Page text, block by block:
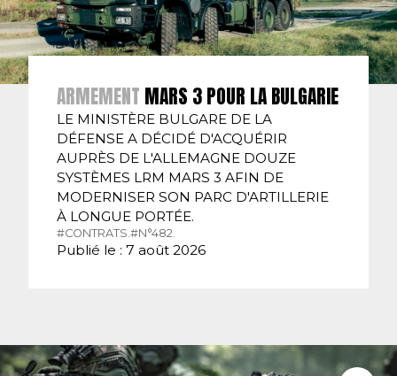
ARMEMENT MARS 3 POUR LA BULGARIE
LE MINISTÈRE BULGARE DE LA
DÉFENSE A DÉCIDÉ D'ACQUÉRIR
AUPRÈS DE L'ALLEMAGNE DOUZE
SYSTÈMES LRM MARS 3 AFIN DE
MODERNISER SON PARC D'ARTILLERIE
À LONGUE PORTÉE.
#CONTRATS.#N°482.
Publié le : 7 août 2026